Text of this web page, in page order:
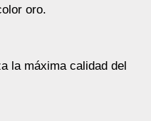
oro.
la máxima calidad del